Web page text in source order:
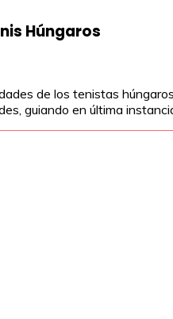
Húngaros
de los tenistas
guiando en última